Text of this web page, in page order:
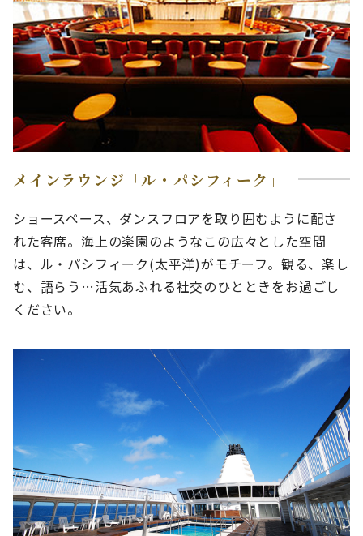
メインラウンジ「ル・パシフィーク」
ショースペース、ダンスフロアを取り囲むように配さ
れた客席。海上の楽園のようなこの広々とした空間
は、ル・パシフィーク(太平洋)がモチーフ。観る、楽し
む、語らう…活気あふれる社交のひとときをお過ごし
ください。